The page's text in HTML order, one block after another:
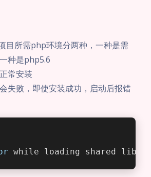
目所需php环境分两种，一种是需
种是php5.6
常安装
失败，即使安装成功，启动后报错
while loading shared